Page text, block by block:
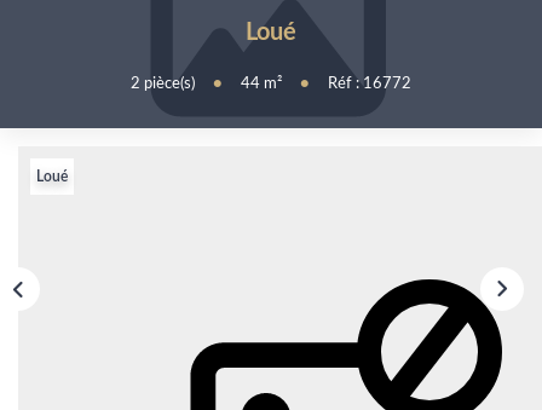
LE GROUPE
Loué
2 pièce(s) • 44 m² • Réf : 16772
Loué